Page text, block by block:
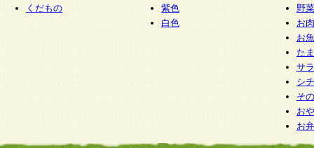
くだもの
紫色
白色
野
お
お
た
サ
シ
そ
お
お